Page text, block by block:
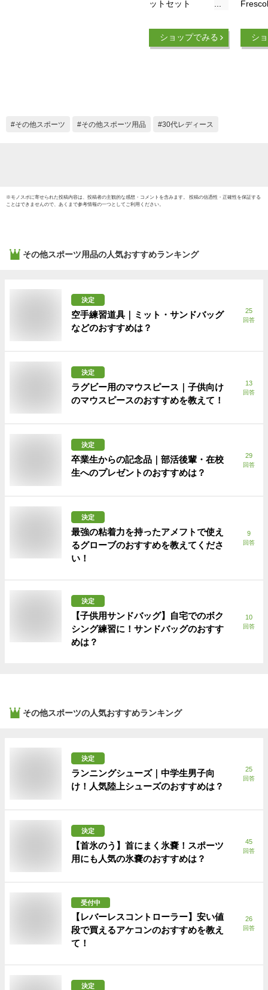
ットセット
ORIGINAL】屋外・
屋内ボール2個セッ
ショップでみる
ドル
シ
その他スポーツ その他スポーツ用品 30代レディース
※モノスポに寄せられた投稿内容は、投稿者の主観的な感想・コメントを含みます。 投稿の信憑性・正確性を保証する
ことはできませんので、あくまで参考情報の一つとしてご利用ください。
その他スポーツ用品の人気おすすめランキング
決定
空手練習道具｜ミット・サンドバッグ
などのおすすめは？
25
回答
決定
ラグビー用のマウスピース｜子供向け
のマウスピースのおすすめを教えて！
13
回答
決定
卒業生からの記念品｜部活後輩・在校
生へのプレゼントのおすすめは？
29
回答
決定
最強の粘着力を持ったアメフトで使え
るグローブのおすすめを教えてくださ
い！
9
回答
決定
【子供用サンドバッグ】自宅でのボク
シング練習に！サンドバッグのおすす
めは？
10
回答
その他スポーツの人気おすすめランキング
決定
ランニングシューズ｜中学生男子向
け！人気陸上シューズのおすすめは？
25
回答
決定
【首氷のう】首にまく氷嚢！スポーツ
用にも人気の氷嚢のおすすめは？
45
回答
受付中
【レバーレスコントローラー】安い値
段で買えるアケコンのおすすめを教え
て！
26
回答
決定